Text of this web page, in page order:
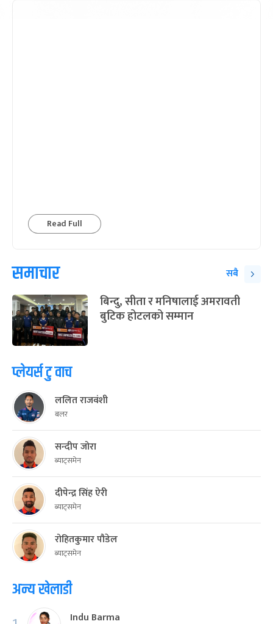
Read Full
समाचार सबै
बिन्दु, सीता र मनिषालाई अमरावती
बुटिक होटलको सम्मान
प्लेयर्स टु वाच
ललित राजवंशी
बलर
सन्दीप जोरा
ब्याट्समेन
दीपेन्द्र सिंह ऐरी
ब्याट्समेन
रोहितकुमार पौडेल
ब्याट्समेन
अन्य खेलाडी
Indu Barma